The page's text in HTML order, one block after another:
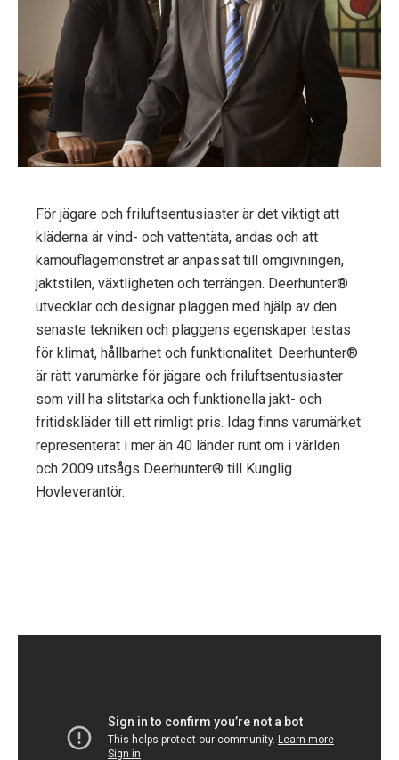
För jägare och friluftsentusiaster är det viktigt att
kläderna är vind- och vattentäta, andas och att
kamouflagemönstret är anpassat till omgivningen,
jaktstilen, växtligheten och terrängen. Deerhunter®
utvecklar och designar plaggen med hjälp av den
senaste tekniken och plaggens egenskaper testas
för klimat, hållbarhet och funktionalitet. Deerhunter®
är rätt varumärke för jägare och friluftsentusiaster
som vill ha slitstarka och funktionella jakt- och
fritidskläder till ett rimligt pris. Idag finns varumärket
representerat i mer än 40 länder runt om i världen
och 2009 utsågs Deerhunter® till Kunglig
Hovleverantör.